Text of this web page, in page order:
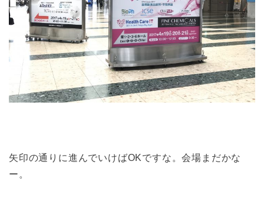
矢印の通りに進んでいけばOKですな。会場まだかな
ー。